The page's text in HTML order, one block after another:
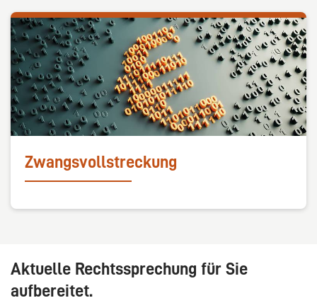
Zwangsvollstreckung
Aktuelle Rechtssprechung für Sie
aufbereitet.